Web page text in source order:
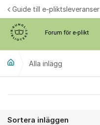
Hoppa till innehåll
Guide till e-pliktsleveranser
Alla inlägg
Sortera inläggen